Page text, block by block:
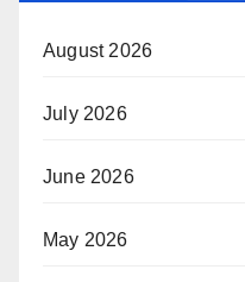
August 2026
July 2026
June 2026
May 2026